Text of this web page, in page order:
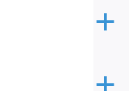
a
a